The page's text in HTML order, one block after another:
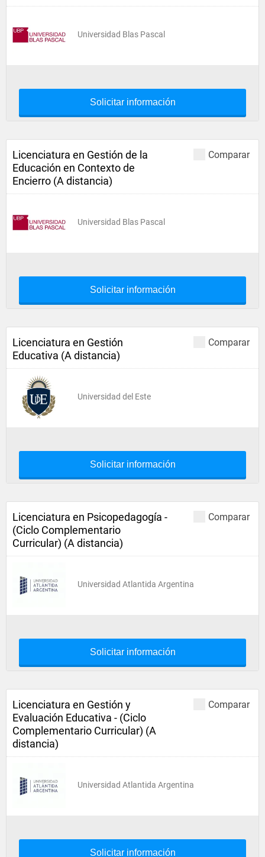
Universidad Blas Pascal
Solicitar información
Comparar
Licenciatura en Gestión de la
Educación en Contexto de
Encierro (A distancia)
Universidad Blas Pascal
Solicitar información
Comparar
Licenciatura en Gestión
Educativa (A distancia)
Universidad del Este
Solicitar información
Comparar
Licenciatura en Psicopedagogía -
(Ciclo Complementario
Curricular) (A distancia)
Universidad Atlantida Argentina
Solicitar información
Comparar
Licenciatura en Gestión y
Evaluación Educativa - (Ciclo
Complementario Curricular) (A
distancia)
Universidad Atlantida Argentina
Solicitar información